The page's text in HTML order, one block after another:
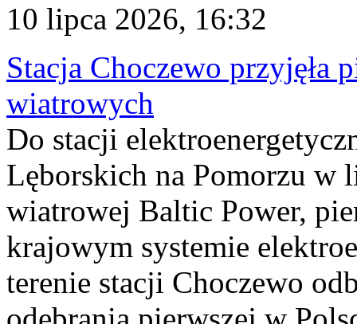
10 lipca 2026, 16:32
Stacja Choczewo przyjęła
wiatrowych
Do stacji
Lęborskich na Pomorzu w
wiatrowej Baltic Power,
krajowym systemie
terenie stacji Choczewo